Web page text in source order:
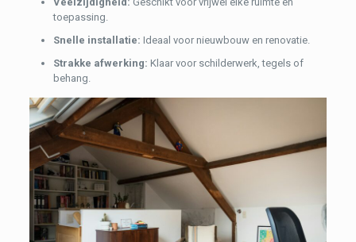
toepassing.
Snelle installatie: Ideaal voor nieuwbouw en renovatie.
Strakke afwerking: Klaar voor schilderwerk, tegels of
behang.